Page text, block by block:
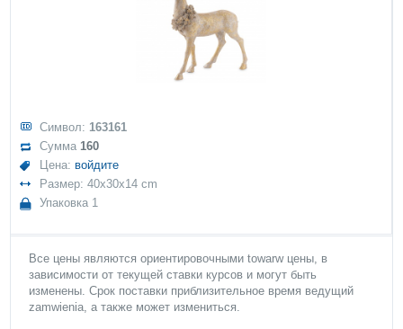
Символ: 163161
Сумма160
Цена: войдите
Размер: 40x30x14 cm
Упаковка 1
Все цены являются ориентировочными towarw цены, в
зависимости от текущей ставки курсов и могут быть
изменены. Срок поставки приблизительное время ведущий
zamwienia, а также может измениться.